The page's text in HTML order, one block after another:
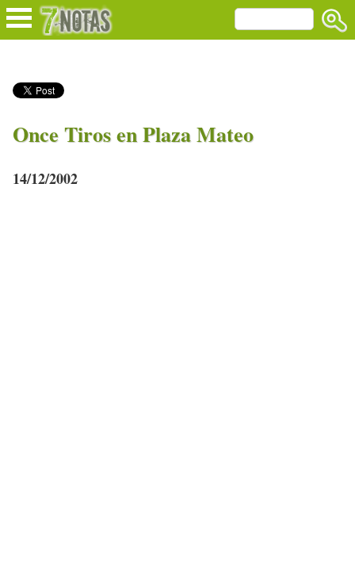
Once Tiros en Plaza Mateo
14/12/2002